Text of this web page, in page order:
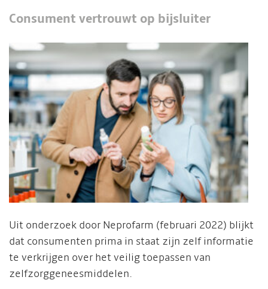
Consument vertrouwt op bijsluiter
Uit onderzoek door Neprofarm (februari 2022) blijkt
dat consumenten prima in staat zijn zelf informatie
te verkrijgen over het veilig toepassen van
zelfzorggeneesmiddelen.